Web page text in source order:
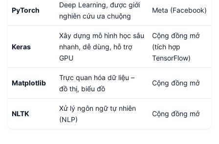
PyTorch
Deep Learning, được giới
nghiên cứu ưa chuộng
Meta (Facebook)
Keras
Xây dựng mô hình học sâu
nhanh, dễ dùng, hỗ trợ
GPU
Cộng đồng mở
(tích hợp
TensorFlow)
Matplotlib
Trực quan hóa dữ liệu –
đồ thị, biểu đồ
Cộng đồng mở
NLTK
Xử lý ngôn ngữ tự nhiên
(NLP)
Cộng đồng mở